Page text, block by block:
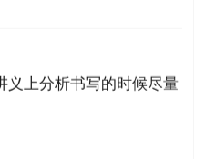
天上午为讲解，下午为
模拟评卷。
人进行小组的题目评
义上分析书写的时候尽量